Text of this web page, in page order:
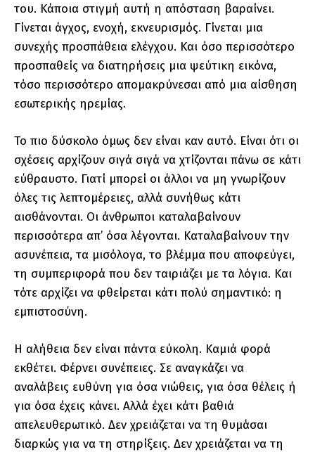
του. Κάποια στιγμή αυτή η απόσταση βαραίνει.
Γίνεται άγχος, ενοχή, εκνευρισμός. Γίνεται μια
συνεχής προσπάθεια ελέγχου. Και όσο περισσότερο
προσπαθείς να διατηρήσεις μια ψεύτικη εικόνα,
τόσο περισσότερο απομακρύνεσαι από μια αίσθηση
εσωτερικής ηρεμίας.
Το πιο δύσκολο όμως δεν είναι καν αυτό. Είναι ότι οι
σχέσεις αρχίζουν σιγά σιγά να χτίζονται πάνω σε κάτι
εύθραυστο. Γιατί μπορεί οι άλλοι να μη γνωρίζουν
όλες τις λεπτομέρειες, αλλά συνήθως κάτι
αισθάνονται. Οι άνθρωποι καταλαβαίνουν
περισσότερα απ’ όσα λέγονται. Καταλαβαίνουν την
ασυνέπεια, τα μισόλογα, το βλέμμα που αποφεύγει,
τη συμπεριφορά που δεν ταιριάζει με τα λόγια. Και
τότε αρχίζει να φθείρεται κάτι πολύ σημαντικό: η
εμπιστοσύνη.
Η αλήθεια δεν είναι πάντα εύκολη. Καμιά φορά
εκθέτει. Φέρνει συνέπειες. Σε αναγκάζει να
αναλάβεις ευθύνη για όσα νιώθεις, για όσα θέλεις ή
για όσα έχεις κάνει. Αλλά έχει κάτι βαθιά
απελευθερωτικό. Δεν χρειάζεται να τη θυμάσαι
διαρκώς για να τη στηρίξεις. Δεν χρειάζεται να τη